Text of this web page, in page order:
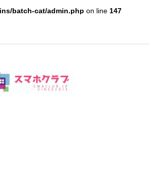
batch-cat/admin.php on line 147